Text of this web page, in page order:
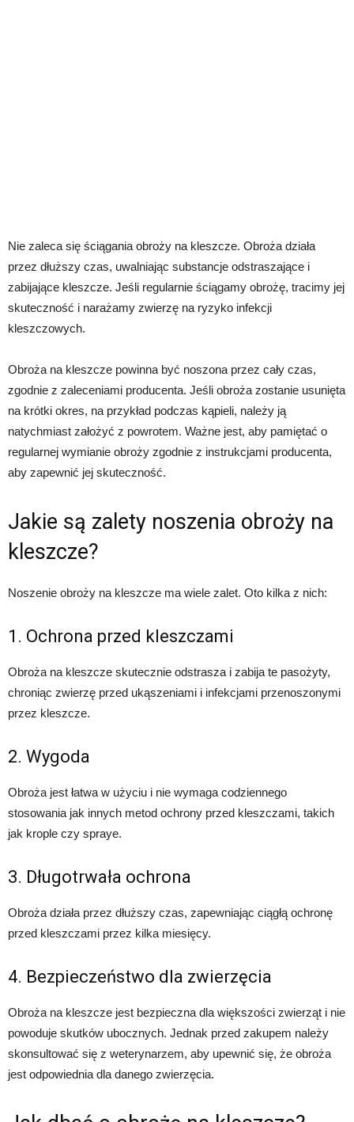
Nie zaleca się ściągania obroży na kleszcze. Obroża działa
przez dłuższy czas, uwalniając substancje odstraszające i
zabijające kleszcze. Jeśli regularnie ściągamy obrożę, tracimy jej
skuteczność i narażamy zwierzę na ryzyko infekcji
kleszczowych.
Obroża na kleszcze powinna być noszona przez cały czas,
zgodnie z zaleceniami producenta. Jeśli obroża zostanie usunięta
na krótki okres, na przykład podczas kąpieli, należy ją
natychmiast założyć z powrotem. Ważne jest, aby pamiętać o
regularnej wymianie obroży zgodnie z instrukcjami producenta,
aby zapewnić jej skuteczność.
Jakie są zalety noszenia obroży na
kleszcze?
Noszenie obroży na kleszcze ma wiele zalet. Oto kilka z nich:
1. Ochrona przed kleszczami
Obroża na kleszcze skutecznie odstrasza i zabija te pasożyty,
chroniąc zwierzę przed ukąszeniami i infekcjami przenoszonymi
przez kleszcze.
2. Wygoda
Obroża jest łatwa w użyciu i nie wymaga codziennego
stosowania jak innych metod ochrony przed kleszczami, takich
jak krople czy spraye.
3. Długotrwała ochrona
Obroża działa przez dłuższy czas, zapewniając ciągłą ochronę
przed kleszczami przez kilka miesięcy.
4. Bezpieczeństwo dla zwierzęcia
Obroża na kleszcze jest bezpieczna dla większości zwierząt i nie
powoduje skutków ubocznych. Jednak przed zakupem należy
skonsultować się z weterynarzem, aby upewnić się, że obroża
jest odpowiednia dla danego zwierzęcia.